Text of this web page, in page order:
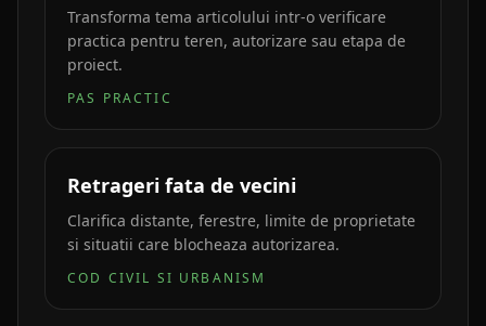
Transforma tema articolului intr-o verificare
practica pentru teren, autorizare sau etapa de
proiect.
PAS PRACTIC
Retrageri fata de vecini
Clarifica distante, ferestre, limite de proprietate
si situatii care blocheaza autorizarea.
COD CIVIL SI URBANISM